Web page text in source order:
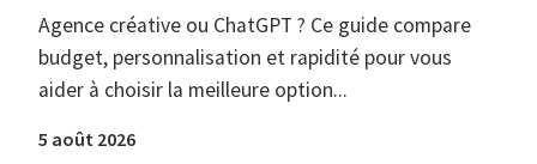
Agence créative ou ChatGPT ? Ce guide compare
budget, personnalisation et rapidité pour vous
aider à choisir la meilleure option...
5 août 2026